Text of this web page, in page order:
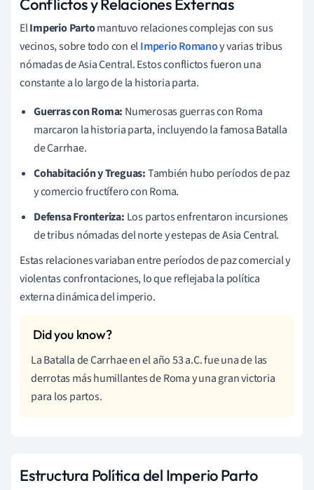
ElImperio Partomantuvo relaciones complejas con sus
vecinos, sobre todo con elImperio Romanoy varias tribus
nómadas de Asia Central. Estos conflictos fueron una
constante a lo largo de la historia parta.
Guerras con Roma: Numerosas guerras con Roma
marcaron la historia parta, incluyendo la famosa Batalla
de Carrhae.
Cohabitación y Treguas:También hubo períodos de paz
y comercio fructífero con Roma.
Defensa Fronteriza: Los partos enfrentaron incursiones
de tribus nómadas del norte y estepas de Asia Central.
Estas relaciones variaban entre períodos de paz comercial y
violentas confrontaciones, lo que reflejaba la política
externa dinámica del imperio.
La Batalla de Carrhae en el año 53 a.C. fue una de las
derrotas más humillantes de Roma y una gran victoria
para los partos.
Estructura Política del Imperio Parto